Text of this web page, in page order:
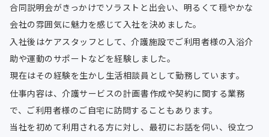
合同説明会がきっかけでソラストと出会い、明るくて穏やかな
会社の雰囲気に魅力を感じて入社を決めました。
入社後はケアスタッフとして、介護施設でご利用者様の入浴介
助や運動のサポートなどを経験しました。
現在はその経験を生かし生活相談員として勤務しています。
仕事内容は、介護サービスの計画書作成や契約に関する業務
で、ご利用者様のご自宅に訪問することもあります。
当社を初めて利用される方に対し、最初にお話を伺い、役立つ